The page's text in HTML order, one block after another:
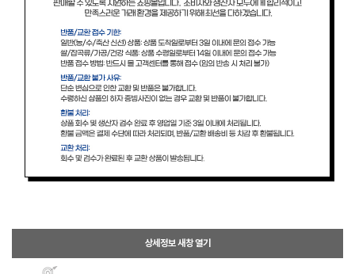
상세정보 새창 열기